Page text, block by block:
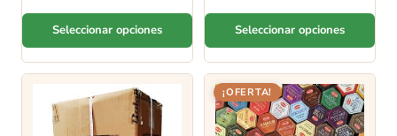
Seleccionar opciones Seleccionar opciones
¡OFERTA!